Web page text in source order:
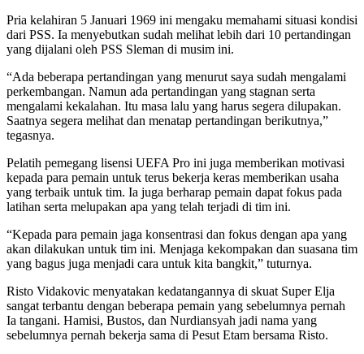
Pria kelahiran 5 Januari 1969 ini mengaku memahami situasi kondisi
dari PSS. Ia menyebutkan sudah melihat lebih dari 10 pertandingan
yang dijalani oleh PSS Sleman di musim ini.
“Ada beberapa pertandingan yang menurut saya sudah mengalami
perkembangan. Namun ada pertandingan yang stagnan serta
mengalami kekalahan. Itu masa lalu yang harus segera dilupakan.
Saatnya segera melihat dan menatap pertandingan berikutnya,”
tegasnya.
Pelatih pemegang lisensi UEFA Pro ini juga memberikan motivasi
kepada para pemain untuk terus bekerja keras memberikan usaha
yang terbaik untuk tim. Ia juga berharap pemain dapat fokus pada
latihan serta melupakan apa yang telah terjadi di tim ini.
“Kepada para pemain jaga konsentrasi dan fokus dengan apa yang
akan dilakukan untuk tim ini. Menjaga kekompakan dan suasana tim
yang bagus juga menjadi cara untuk kita bangkit,” tuturnya.
Risto Vidakovic menyatakan kedatangannya di skuat Super Elja
sangat terbantu dengan beberapa pemain yang sebelumnya pernah
Ia tangani. Hamisi, Bustos, dan Nurdiansyah jadi nama yang
sebelumnya pernah bekerja sama di Pesut Etam bersama Risto.